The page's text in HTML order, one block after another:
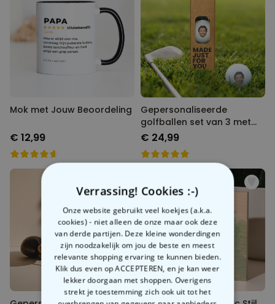
Mok met Jouw Beoordeling
€ 12,99
Gepersonaliseerde
golfballen set van 3 met
Foto
€ 24,99
Verrassing! Cookies :-)
Onze website gebruikt veel koekjes (a.k.a.
cookies) - niet alleen de onze maar ook deze
van derde partijen. Deze kleine wonderdingen
zijn noodzakelijk om jou de beste en meest
relevante shopping ervaring te kunnen bieden.
Klik dus even op ACCEPTEREN, en je kan weer
lekker doorgaan met shoppen. Overigens
strekt je toestemming zich ook uit tot het